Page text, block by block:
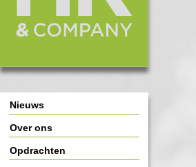
Nieuws
Over ons
Opdrachten